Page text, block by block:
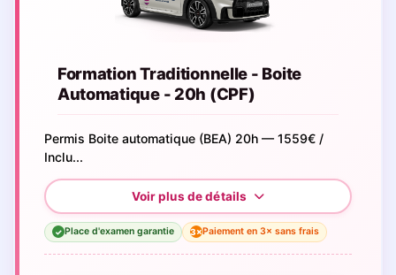
Formation Traditionnelle - Boite
Automatique - 20h (CPF)
Permis Boite automatique (BEA) 20h — 1559€ /
Inclu...
✓ Place d'examen garantie 3×Paiement en 3× sans frais